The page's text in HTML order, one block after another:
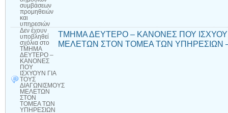
συμβάσεων
προμηθειών
και
υπηρεσιών
Δεν έχουν
υποβληθεί
σχόλια στο
ΤΜΗΜΑ
ΔΕΥΤΕΡΟ –
ΚΑΝΟΝΕΣ
ΠΟΥ
ΙΣΧΥΟΥΝ ΓΙΑ
ΤΟΥΣ
ΔΙΑΓΩΝΙΣΜΟΥΣ
ΜΕΛΕΤΩΝ
ΣΤΟΝ
ΤΟΜΕΑ ΤΩΝ
ΥΠΗΡΕΣΙΩΝ
ΤΜΗΜΑ ΔΕΥΤΕΡΟ – ΚΑΝΟΝΕΣ ΠΟΥ
ΜΕΛΕΤΩΝ ΣΤΟΝ ΤΟΜΕΑ ΤΩΝ ΥΠΗΡΕΣΙΩΝ –